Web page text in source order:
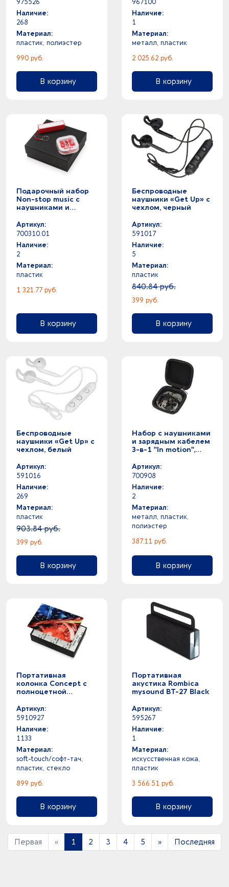
975526
Наличие:
268
Материал:
пластик, полиэстер
990 руб.
В корзину
967100
Наличие:
1
Материал:
металл, пластик
2 025.62 руб.
В корзину
Подарочный набор
Non-stop music с
наушниками и
устройством,
красный
Артикул:
700310.01
Наличие:
2
Материал:
пластик
1 321.77 руб.
В корзину
Беспроводные
наушники «Get Up» с
чехлом, черный
Артикул:
591017
Наличие:
5
Материал:
пластик
840.84 руб.
399 руб.
В корзину
Беспроводные
наушники «Get Up» с
чехлом, белый
Артикул:
591016
Наличие:
269
Материал:
пластик
903.84 руб.
399 руб.
В корзину
Набор с наушниками
и зарядным кабелем
3-в-1 "In motion",
Артикул:
700908
Наличие:
2
Материал:
металл, пластик,
полиэстер
387.11 руб.
В корзину
Портативная
колонка Concept с
полноцетной
Артикул:
5910927
Наличие:
1133
Материал:
soft-touch/софт-тач,
пластик, стекло
899 руб.
В корзину
Портативная
акустика Rombica
mysound BT-27 Black
Артикул:
595267
Наличие:
1
Материал:
искусственная кожа,
пластик
3 566.51 руб.
В корзину
Первая « 1 2 3 4 5 » Последняя